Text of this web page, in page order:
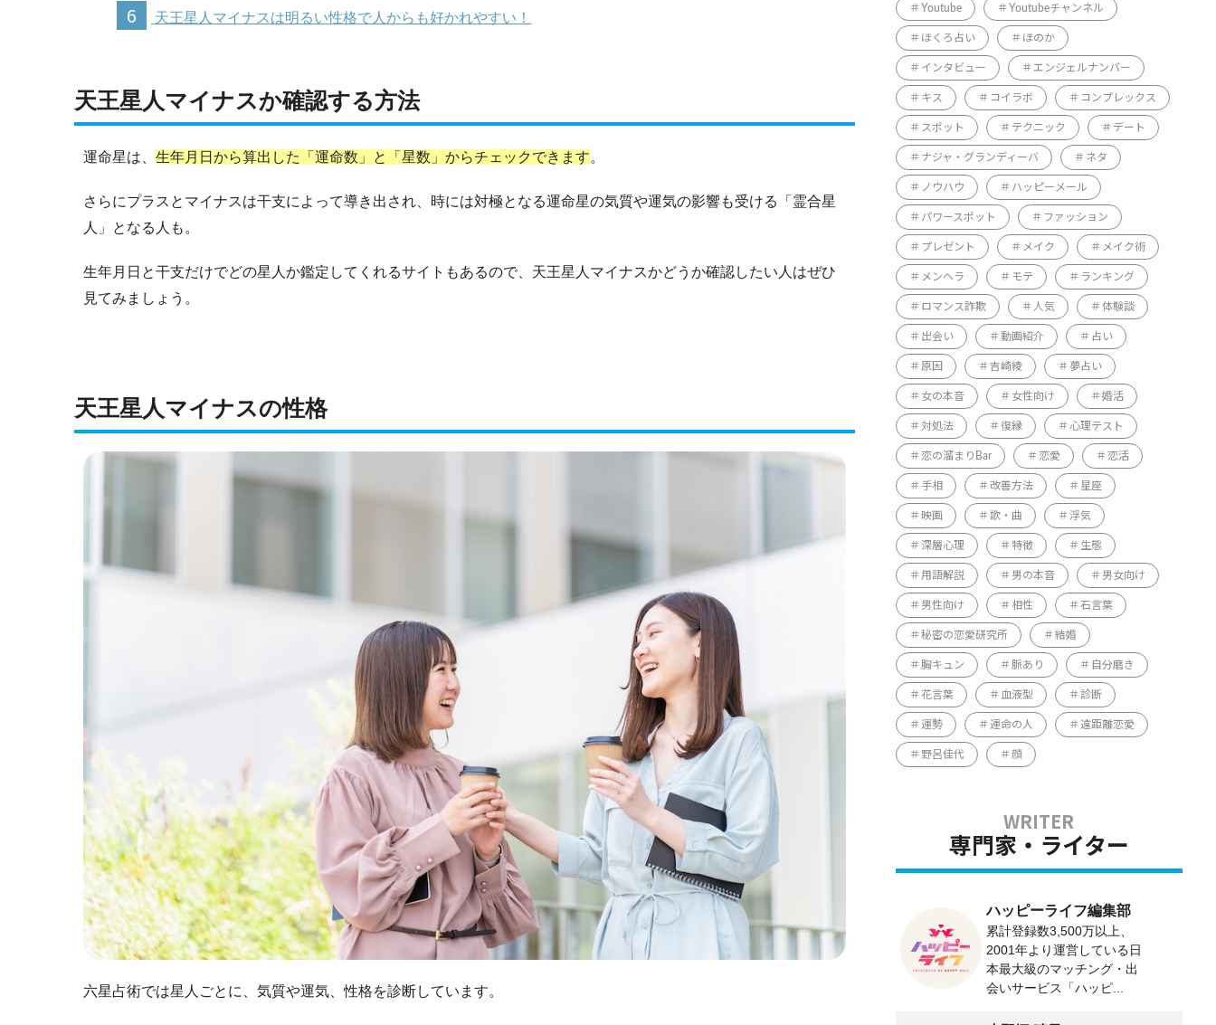
6 天王星人マイナスは明るい性格で人からも好かれやすい！
天王星人マイナスか確認する方法
運命星は、 生年月日から算出した「運命数」と「星数」からチェックできます。
さらにプラスとマイナスは干支によって導き出され、時には対極となる運命星の気質や運気の影響も受ける「霊合星
人」となる人も。
生年月日と干支だけでどの星人か鑑定してくれるサイトもあるので、天王星人マイナスかどうか確認したい人はぜひ
見てみましょう。
天王星人マイナスの性格
六星占術では星人ごとに、気質や運気、性格を診断しています。
Youtube Youtubeチャンネル
ほくろ占い ほのか
インタビュー エンジェルナンバー
キス コイラボ コンプレックス
スポット テクニック デート
ナジャ・グランディーバ ネタ
ノウハウ ハッピーメール
パワースポット ファッション
プレゼント メイク メイク術
メンヘラ モテ ランキング
ロマンス詐欺 人気 体験談
出会い 動画紹介 占い
原因 吉崎綾 夢占い
女の本音 女性向け 婚活
対処法 復縁 心理テスト
恋の溜まりBar 恋愛 恋活
手相 改善方法 星座
映画 歌・曲 浮気
深層心理 特徴 生態
用語解説 男の本音 男女向け
男性向け 相性 石言葉
秘密の恋愛研究所 結婚
胸キュン 脈あり 自分磨き
花言葉 血液型 診断
運勢 運命の人 遠距離恋愛
野呂佳代 顔
専門家・ライター
ハッピーライフ編集部
累計登録数3,500万以上、
2001年より運営している日
本最大級のマッチング・出
会いサービス「ハッピ...